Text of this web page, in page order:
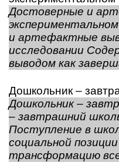
Достоверные и
и артефактные
исследовании
выводом как
Дошкольник –
Дошкольник –
– завтрашний
Поступление в
социальной
трансформацию